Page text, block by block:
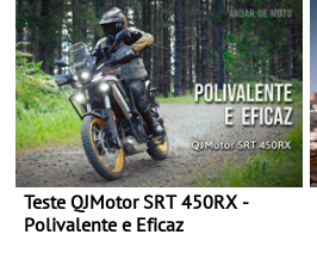
Teste QJMotor SRT 450RX -
Polivalente e Eficaz